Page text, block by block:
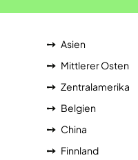
Asien
Mittlerer Osten
Zentralamerika
Belgien
China
Finnland